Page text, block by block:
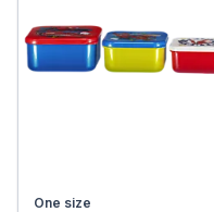
One size